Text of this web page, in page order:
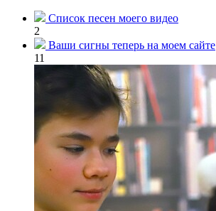
Список песен моего видео
2
Ваши сигны теперь на моем сайте
11